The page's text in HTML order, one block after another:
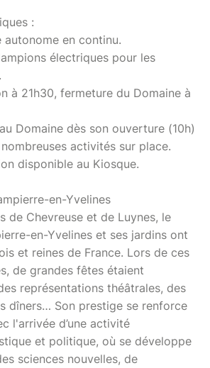
:
autonome en continu.
électriques pour les
à 21h30, fermeture du Domaine à
Domaine dès son ouverture (10h)
activités sur place.
disponible au Kiosque.
en-Yvelines
de Chevreuse et de Luynes, le
en-Yvelines et ses jardins ont
et reines de France. Lors de ces
de grandes fêtes étaient
représentations théâtrales, des
dîners… Son prestige se renforce
l'arrivée d’une activité
et politique, où se développe
sciences nouvelles, de